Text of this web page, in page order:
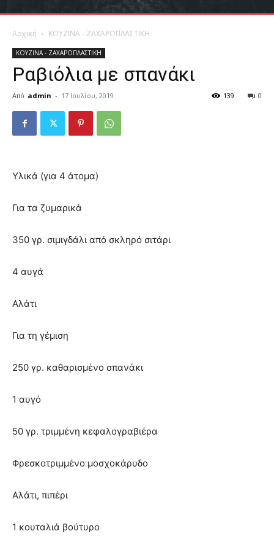
Αρχική ΚΟΥΖΙΝΑ - ΖΑΧΑΡΟΠΛΑΣΤΙΚΗ
ΚΟΥΖΙΝΑ - ΖΑΧΑΡΟΠΛΑΣΤΙΚΗ
Ραβιόλια με σπανάκι
Από admin - 17 Ιουλίου, 2019 0
139
Υλικά (για 4 άτομα)
Για τα ζυμαρικά
350 γρ. σιμιγδάλι από σκληρό σιτάρι
4 αυγά
Αλάτι
Για τη γέμιση
250 γρ. καθαρισμένο σπανάκι
1 αυγό
50 γρ. τριμμένη κεφαλογραβιέρα
Φρεσκοτριμμένο μοσχοκάρυδο
Αλάτι, πιπέρι
1 κουταλιά βούτυρο